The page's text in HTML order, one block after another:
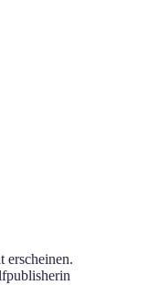
erscheinen.